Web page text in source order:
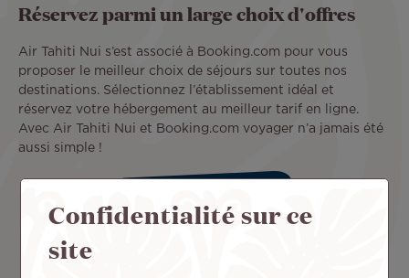
Réservez parmi un large choix d'offres
Air Tahiti Nui s’est associé à Booking.com pour vous
proposer le meilleur choix de séjours sur toutes nos
destinations. Sélectionnez l’établissement idéal et
réservez votre hébergement au meilleur tarif en ligne.
Avec Air Tahiti Nui et Booking.com voyager n’a jamais été
aussi simple !
Confidentialité sur ce
site